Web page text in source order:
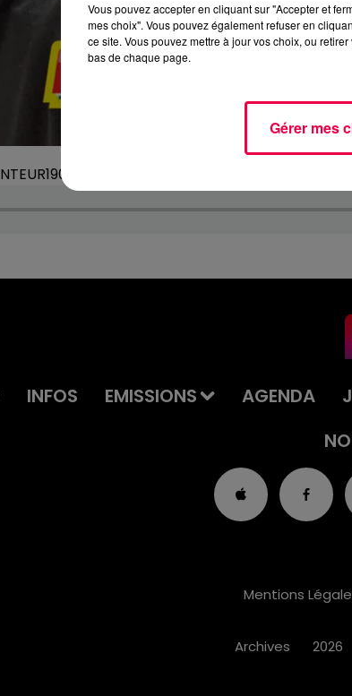
INFOS EMISSIONS AGENDA
Mentions
Archives 2026
Vous pouvez accepter en cliquant sur "Accepter et
mes choix". Vous pouvez également refuser en
ce site. Vous pouvez mettre à jour vos choix, ou
bas de chaque page.
Gérer mes